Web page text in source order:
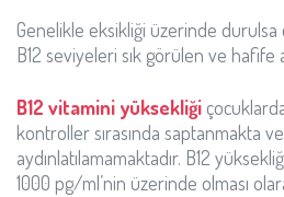
Genelikle eksikliği üzerinde
B12 seviyeleri sık görülen ve hafife
B12 vitamini yüksekliği
kontroller sırasında saptanmakta
aydınlatılamamaktadır. B12
1000 pg/ml’nin üzerinde olması